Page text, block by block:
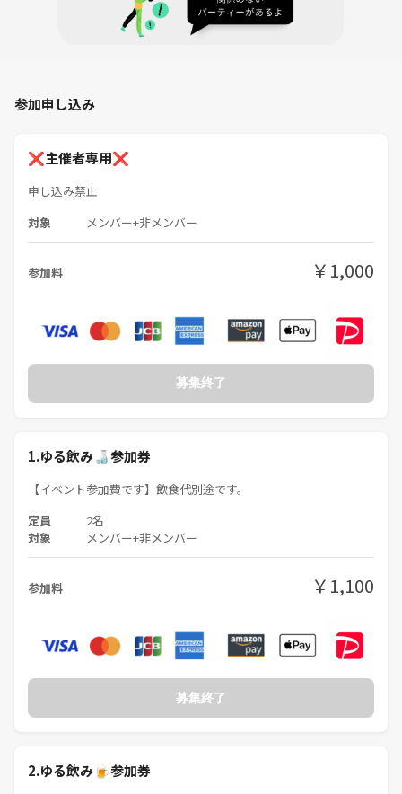
私たちのサークルは、アラサーになって痩せづらさや疲れやすさ笑
を感じてきた約同年代の仲間たちで繋がれたら良いな〜とゆるい思いか
⚠️注意事項⚠️
以下の行為はご遠慮ください。
・勧誘や営業、他のサークルへのお誘い、ナンパ、暴言などの迷惑行
・イベントの内容や参加者の写真を無断でSNSに投稿すること。
料をお支払いください。）
は、参加をお断りする場合があります。返金は致しません。皆さんが安
心して楽しめる場を作るため、ご協力をお願いします。
参加者同士による個人間でのトラブルは主催者含めサークルは一切関与
しませんし自己責任にて解決お願いします。
ぜひ、アラサーの仲間たちと一緒に、楽しいひとときを過ごしましょ
う！皆さんの参加を心よりお待ちしています！
参加申し込み
❌主催者専用❌
申し込み禁止
対象 メンバー+非メンバー
参加料 ￥1,000
募集終了
1.ゆる飲み🍶参加券
【イベント参加費です】飲食代別途です。
定員 2名
対象
メンバー+非メンバー
参加料 ￥1,100
募集終了
2.ゆる飲み🍺参加券